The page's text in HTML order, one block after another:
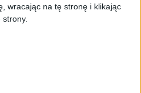
wracając na tę stronę i klikając
strony.
istnieją tam,
i promowane